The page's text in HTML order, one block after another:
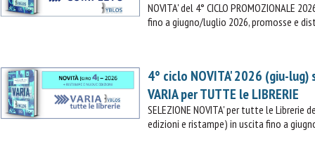
NOVITA' del 4° CICLO PROMOZIONALE
fino a giugno/luglio 2026, promosse e
4° ciclo NOVITA' 2026 (giu-lug)
VARIA per TUTTE le LIBRERIE
SELEZIONE NOVITA' per tutte le Librerie
edizioni e ristampe) in uscita fino a